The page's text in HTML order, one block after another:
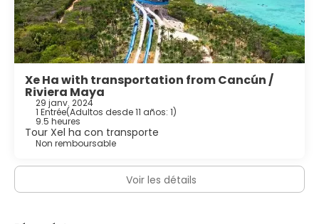
Xe Ha with transportation from Cancún /
Riviera Maya
29 janv. 2024
1 Entrée(Adultos desde 11 años: 1)
9.5 heures
Tour Xel ha con transporte
Non remboursable
Voir les détails